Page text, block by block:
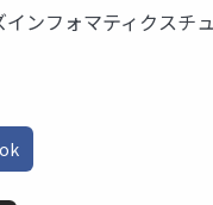
ンフォマティクスチ